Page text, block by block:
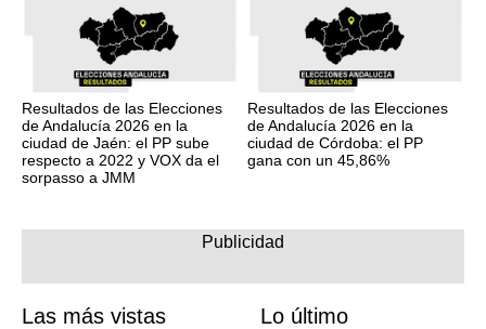
Resultados de las Elecciones
de Andalucía 2026 en la
ciudad de Jaén: el PP sube
respecto a 2022 y VOX da el
sorpasso a JMM
Resultados de las Elecciones
de Andalucía 2026 en la
ciudad de Córdoba: el PP
gana con un 45,86%
Las más vistas Lo último